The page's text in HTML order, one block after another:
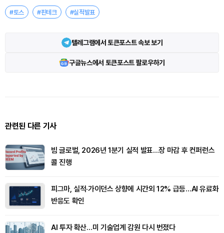
#토스 #핀테크 #실적발표
텔레그램에서 토큰포스트 속보 보기
구글뉴스에서 토큰포스트 팔로우하기
관련된 다른 기사
빔 글로벌, 2026년 1분기 실적 발표…장 마감 후 컨퍼런스
콜 진행
피그마, 실적·가이던스 상향에 시간외 12% 급등…AI 유료화
반응도 확인
AI 투자 확산…미 기술업계 감원 다시 번졌다